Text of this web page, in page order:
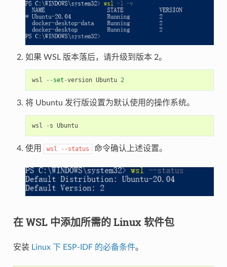
如果 WSL 版本落后，请升级到版本 2。
wsl -- set -version Ubuntu 2
将 Ubuntu 发行版设置为默认使用的操作系统。
wsl - s Ubuntu
使用 wsl --status 命令确认上述设置。
在 WSL 中添加所需的 Linux 软件包
安装 Linux 下 ESP-IDF 的必备条件。